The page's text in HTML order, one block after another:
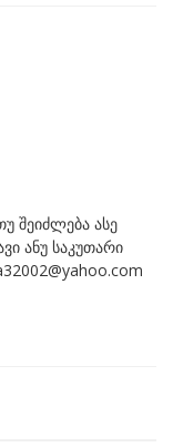
შეიძლება ასე
ანუ საკუთარი